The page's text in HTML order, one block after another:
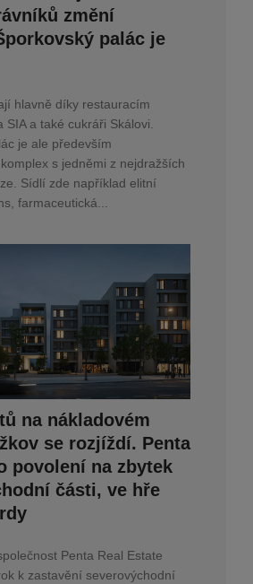
změní
palác je
hlavně díky restauracím
SIA a také cukráři Skálovi.
je ale především
s jedněmi z nejdražších
Sídlí zde například elitní
farmaceutická...
na nákladovém
se rozjíždí. Penta
povolení na zbytek
části, ve hře
Penta Real Estate
k zastavění severovýchodní